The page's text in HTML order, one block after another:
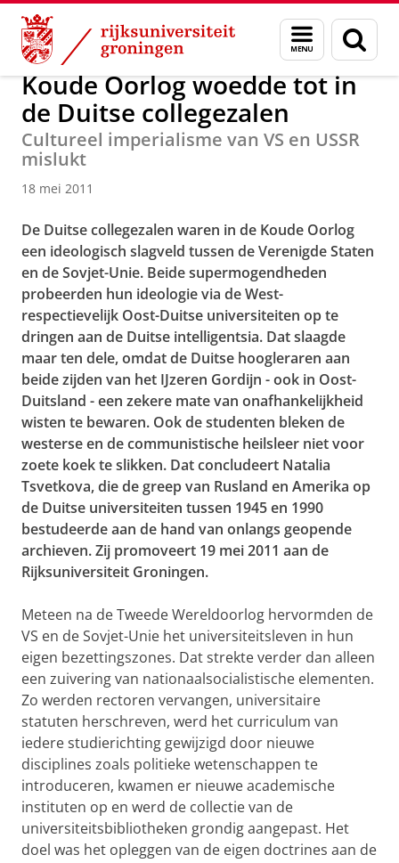
Skip
Content
Skip
Navigation
Menu
en
zoeken
Over ons Actueel Nieuws Nieuwsberichten
Koude Oorlog woedde tot in
de Duitse collegezalen
Cultureel imperialisme van VS en USSR
mislukt
18 mei 2011
De Duitse collegezalen waren in de Koude Oorlog
een ideologisch slagveld tussen de Verenigde Staten
en de Sovjet-Unie. Beide supermogendheden
probeerden hun ideologie via de West-
respectievelijk Oost-Duitse universiteiten op te
dringen aan de Duitse intelligentsia. Dat slaagde
maar ten dele, omdat de Duitse hoogleraren aan
beide zijden van het IJzeren Gordijn - ook in Oost-
Duitsland - een zekere mate van onafhankelijkheid
wisten te bewaren. Ook de studenten bleken de
westerse en de communistische heilsleer niet voor
zoete koek te slikken. Dat concludeert Natalia
Tsvetkova, die de greep van Rusland en Amerika op
de Duitse universiteiten tussen 1945 en 1990
bestudeerde aan de hand van onlangs geopende
archieven. Zij promoveert 19 mei 2011 aan de
Rijksuniversiteit Groningen.
Meteen na de Tweede Wereldoorlog hervormden de
VS en de Sovjet-Unie het universiteitsleven in hun
eigen bezettingszones. Dat strekte verder dan alleen
een zuivering van nationaalsocialistische elementen.
Zo werden rectoren vervangen, universitaire
statuten herschreven, werd het curriculum van
iedere studierichting gewijzigd door nieuwe
disciplines zoals politieke wetenschappen te
introduceren, kwamen er nieuwe academische
instituten op en werd de collectie van de
universiteitsbibliotheken grondig aangepast. Het
doel was het opleggen van de eigen doctrines aan de